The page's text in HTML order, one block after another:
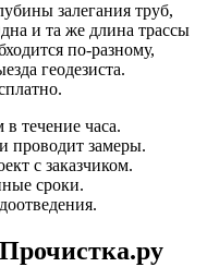
залегания труб,
и та же длина трассы
по-разному,
геодезиста.
течение часа.
проводит замеры.
с заказчиком.
сроки.